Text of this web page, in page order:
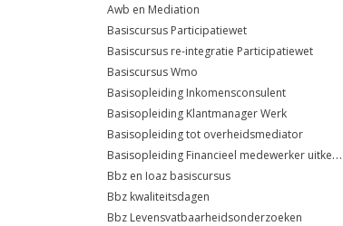
Awb en Mediation
Basiscursus Participatiewet
Basiscursus re-integratie Participatiewet
Basiscursus Wmo
Basisopleiding Inkomensconsulent
Basisopleiding Klantmanager Werk
Basisopleiding tot overheidsmediator
Basisopleiding Financieel medewerker uitkeringsadministratie
Bbz en Ioaz basiscursus
Bbz kwaliteitsdagen
Bbz Levensvatbaarheidsonderzoeken